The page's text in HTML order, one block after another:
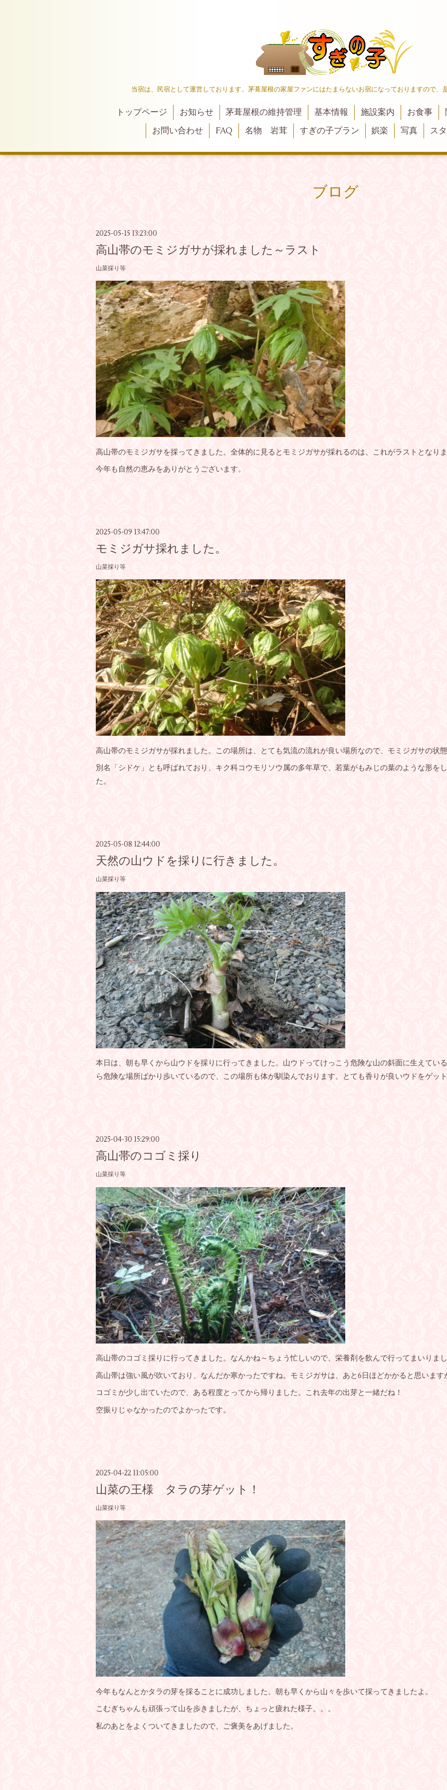
当宿は、民宿として運営しております。茅葺屋根の家屋ファンにはたまらないお宿になっておりますので、
トップページ お知らせ 茅葺屋根の維持管理 基本情報 施設案内 お食事
お問い合わせ
FAQ 名物 岩茸 すぎの子プラン 娯楽 写真 ス
ブログ
2025-05-15 13:23:00
高山帯のモミジガサが採れました～ラスト
山菜採り等
高山帯のモミジガサを採ってきました。全体的に見るとモミジガサが採れるのは、これがラストとなり
今年も自然の恵みをありがとうございます。
2025-05-09 13:47:00
モミジガサ採れました。
山菜採り等
高山帯のモミジガサが採れました。この場所は、とても気流の流れが良い場所なので、モミジガサの状
別名「シドケ」とも呼ばれており、キク科コウモリソウ属の多年草で、若葉がもみじの葉のような形を
た。
2025-05-08 12:44:00
天然の山ウドを採りに行きました。
山菜採り等
本日は、朝も早くから山ウドを採りに行ってきました。山ウドってけっこう危険な山の斜面に生えてい
ら危険な場所ばかり歩いているので、この場所も体が馴染んでおります。とても香りが良いウドをゲッ
2025-04-30 15:29:00
高山帯のコゴミ採り
山菜採り等
高山帯のコゴミ採りに行ってきました。なんかね～ちょう忙しいので、栄養剤を飲んで行ってまいりま
高山帯は強い風が吹いており、なんだか寒かったですね。モミジガサは、あと6日ほどかかると思います
コゴミが少し出ていたので、ある程度とってから帰りました。これ去年の出芽と一緒だね！
空振りじゃなかったのでよかったです。
2025-04-22 11:05:00
山菜の王様 タラの芽ゲット！
山菜採り等
今年もなんとかタラの芽を採ることに成功しました。朝も早くから山々を歩いて採ってきましたよ。
こむぎちゃんも頑張って山を歩きましたが、ちょっと疲れた様子。。。
私のあとをよくついてきましたので、ご褒美をあげました。